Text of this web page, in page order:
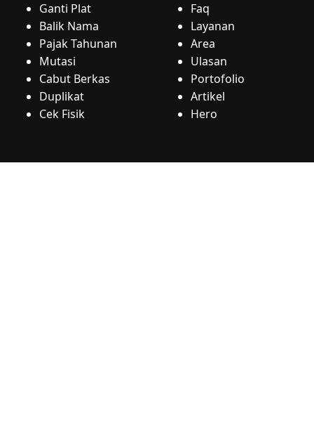
Ganti Plat
Balik Nama
Pajak Tahunan
Mutasi
Cabut Berkas
Duplikat
Cek Fisik
Faq
Layanan
Area
Ulasan
Portofolio
Artikel
Hero